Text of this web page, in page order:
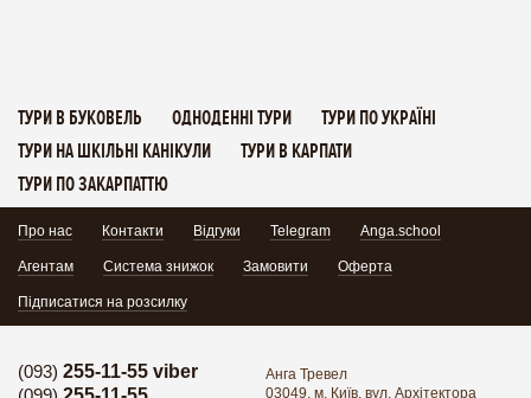
ТУРИ В БУКОВЕЛЬ ОДНОДЕННІ ТУРИ
ТУРИ ПО УКРАЇНІ
ТУРИ НА ШКІЛЬНІ КАНІКУЛИ
ТУРИ В КАРПАТИ
ТУРИ ПО ЗАКАРПАТТЮ
Про нас Контакти Відгуки Telegram Anga.school
Агентам Система знижок Замовити Оферта
Підписатися на розсилку
(093) 255-11-55 viber
Анга Тревел
03049, м. Київ, вул. Архітектора